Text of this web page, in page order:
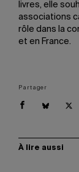
livres, elle
associations
rôle dans la
et en France.
Partager
À lire aussi